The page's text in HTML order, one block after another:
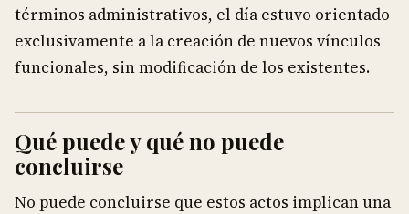
términos administrativos, el día estuvo orientado
exclusivamente a la creación de nuevos vínculos
funcionales, sin modificación de los existentes.
Qué puede y qué no puede
concluirse
No puede concluirse que estos actos implican una